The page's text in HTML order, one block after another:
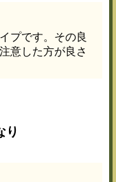
プです。その良
意した方が良さ
り